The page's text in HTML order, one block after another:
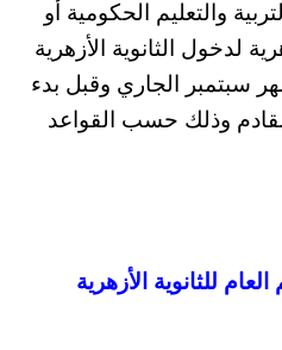
والتعليم الحكومية أو
لدخول الثانوية الأزهرية
سبتمبر الجاري وقبل بدء
وذلك حسب القواعد
للثانوية الأزهرية